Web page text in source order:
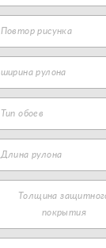
Повтор рисунка
ширина рулона
Тип обоев
Длина рулона
Толщина
покрытия